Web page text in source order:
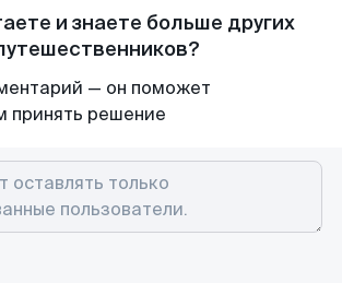
и знаете больше других
— он поможет
принять решение